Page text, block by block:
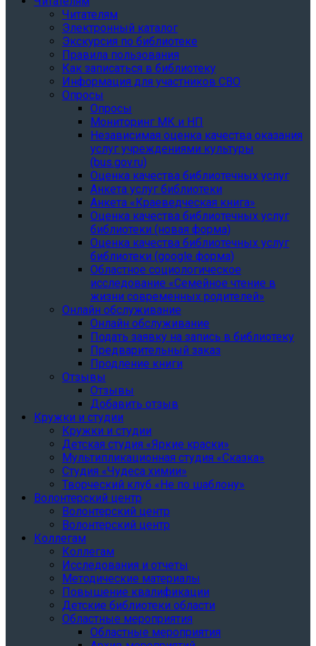
Читателям
Электронный каталог
Экскурсия по библиотеке
Правила пользования
Как записаться в библиотеку
Информация для участников СВО
Опросы
Опросы
Мониторинг МК и НП
Независимая оценка качества оказания
услуг учреждениями культуры
(bus.gov.ru)
Оценка качества библиотечных услуг
Анкета услуг библиотеки
Анкета «Краеведческая книга»
Oценка качества библиотечных услуг
библиотеки (новая форма)
Oценка качества библиотечных услуг
библиотеки (google форма)
Областное социологическое
исследование «Семейное чтение в
жизни современных родителей»
Онлайн обслуживание
Онлайн обслуживание
Подать заявку на запись в библиотеку
Предварительный заказ
Продление книги
Отзывы
Отзывы
Добавить отзыв
Кружки и студии
Кружки и студии
Детская студия «Яркие краски»
Мультипликационная студия «Сказка»
Студия «Чудеса химии»
Творческий клуб «Не по шаблону»
Волонтерский центр
Волонтерский центр
Волонтерский центр
Коллегам
Коллегам
Исследования и отчеты
Методические материалы
Повышение квалификации
Детские библиотеки области
Областные мероприятия
Областные мероприятия